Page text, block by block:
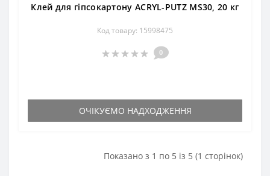
Клей для гіпсокартону ACRYL-PUTZ MS30, 20 кг
Код товару: 15998475
0
ОЧІКУЄМО НАДХОДЖЕННЯ
Показано з 1 по 5 із 5 (1 сторінок)